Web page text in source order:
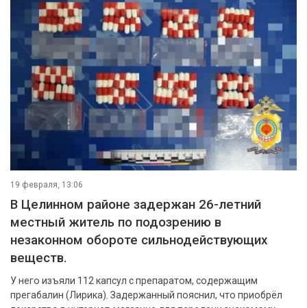
19 февраля, 13:06
️В Целинном районе задержан 26-летний
местный житель по подозрению в
незаконном обороте сильнодействующих
веществ.
У него изъяли 112 капсул с препаратом, содержащим
прегабалин (Лирика). Задержанный пояснил, что приобрёл